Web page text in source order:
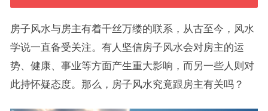
房子风水与房主有着千丝万缕的联系，从古至今，风水
学说一直备受关注。有人坚信房子风水会对房主的运
势、健康、事业等方面产生重大影响，而另一些人则对
此持怀疑态度。那么，房子风水究竟跟房主有关吗？